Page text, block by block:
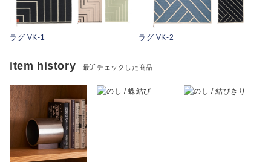
ラグ VK-1 ラグ VK-2
item history 最近チェックした商品